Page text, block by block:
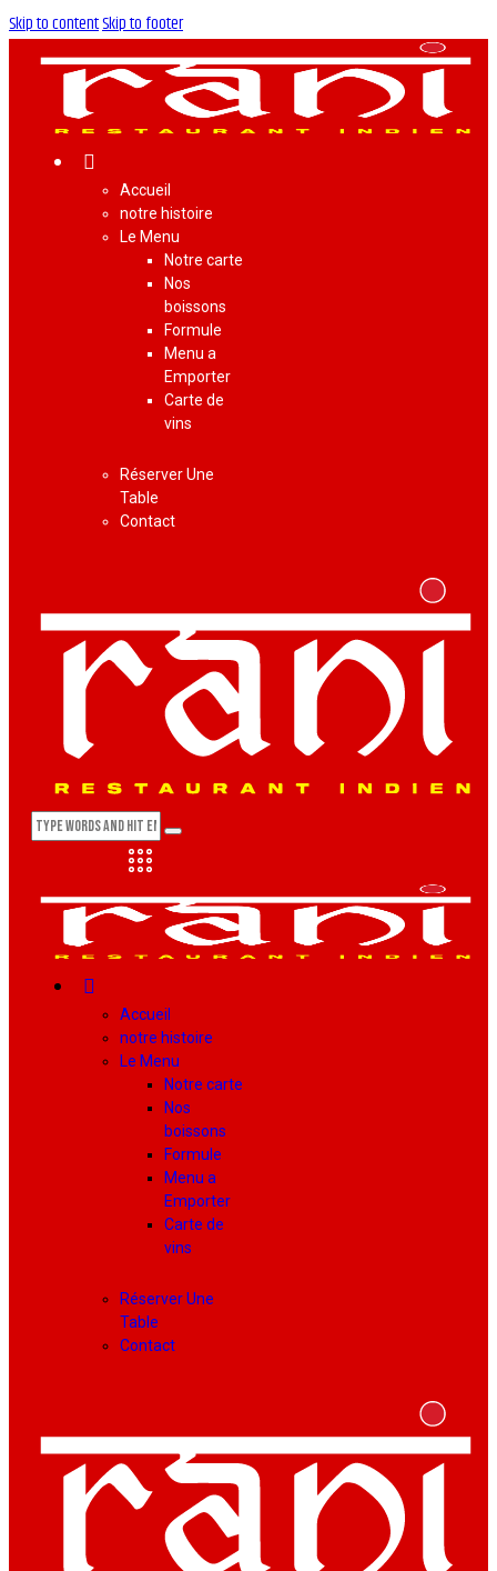
Skip to contentSkip to footer
Accueil
notre histoire
Le Menu
Notre carte
Nos
boissons
Formule
Menu a
Emporter
Carte de
vins
Réserver Une
Table
Contact
Accueil
notre histoire
Le Menu
Notre carte
Nos
boissons
Formule
Menu a
Emporter
Carte de
vins
Réserver Une
Table
Contact